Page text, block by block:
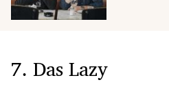
7. Das Lazy